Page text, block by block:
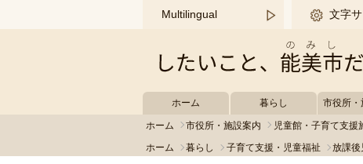
このページの本文へ移動するMultilingual 文字
ホーム 暮らし 市役所・
ホーム 市役所・施設案内 児童館・子育て支援
ホーム 暮らし 子育て支援・児童福祉 放課後